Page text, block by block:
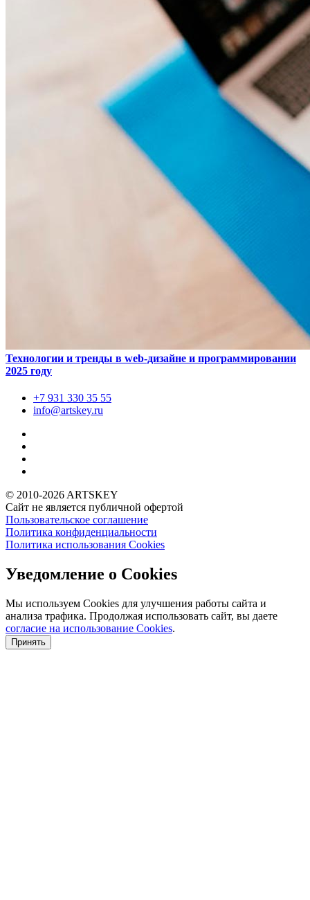
Технологии и тренды в web-дизайне и программировании
2025 году
+7 931 330 35 55
info@artskey.ru
© 2010-2026 ARTSKEY
Сайт не является публичной офертой
Пользовательское соглашение
Политика конфиденциальности
Политика использования Cookies
Уведомление о Cookies
Мы используем Cookies для улучшения работы сайта и
анализа трафика. Продолжая использовать сайт, вы даете
согласие на использование Cookies.
Принять